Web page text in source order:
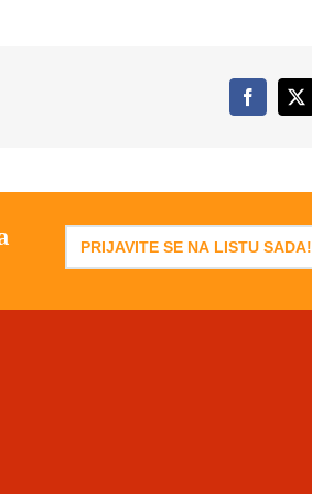
Facebook
X
PRIJAVITE SE NA LISTU SADA!